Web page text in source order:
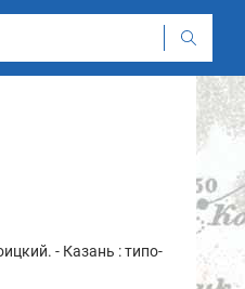
- Казань : типо-